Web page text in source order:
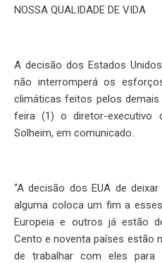
NOSSA QUALIDADE DE VIDA
A decisão dos Estados
não interromperá os
climáticas feitos pelos
feira (1) o diretor-executivo
Solheim, em comunicado.
“A decisão dos EUA de
alguma coloca um fim a
Europeia e outros já estão
Cento e noventa países estão
de trabalhar com eles